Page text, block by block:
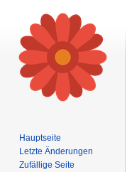
Hauptseite
Letzte Änderungen
Zufällige Seite